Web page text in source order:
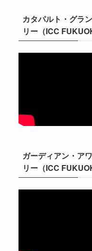
カタパルト・グラ
リー（ICC
ガーディアン・ア
リー（ICC